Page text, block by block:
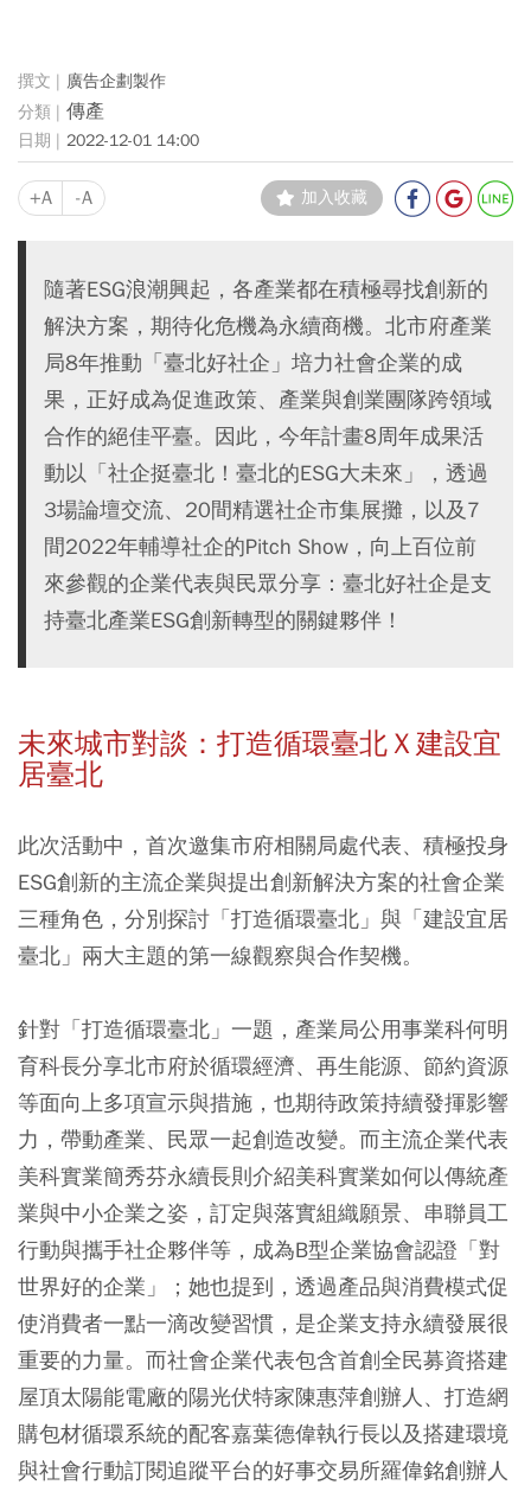
廣告企劃製作
傳產
2022-12-01 14:00
+A -A 加入收藏
隨著ESG浪潮興起，各產業都在積極尋找創新的
解決方案，期待化危機為永續商機。北市府產業
局8年推動「臺北好社企」培力社會企業的成
果，正好成為促進政策、產業與創業團隊跨領域
合作的絕佳平臺。因此，今年計畫8周年成果活
動以「社企挺臺北！臺北的ESG大未來」，透過
3場論壇交流、20間精選社企市集展攤，以及7
間2022年輔導社企的Pitch Show，向上百位前
來參觀的企業代表與民眾分享：臺北好社企是支
持臺北產業ESG創新轉型的關鍵夥伴！
未來城市對談：打造循環臺北Ｘ建設宜
居臺北
此次活動中，首次邀集市府相關局處代表、積極投身
ESG創新的主流企業與提出創新解決方案的社會企業
三種角色，分別探討「打造循環臺北」與「建設宜居
臺北」兩大主題的第一線觀察與合作契機。
針對「打造循環臺北」一題，產業局公用事業科何明
育科長分享北市府於循環經濟、再生能源、節約資源
等面向上多項宣示與措施，也期待政策持續發揮影響
力，帶動產業、民眾一起創造改變。而主流企業代表
美科實業簡秀芬永續長則介紹美科實業如何以傳統產
業與中小企業之姿，訂定與落實組織願景、串聯員工
行動與攜手社企夥伴等，成為B型企業協會認證「對
世界好的企業」；她也提到，透過產品與消費模式促
使消費者一點一滴改變習慣，是企業支持永續發展很
重要的力量。而社會企業代表包含首創全民募資搭建
屋頂太陽能電廠的陽光伏特家陳惠萍創辦人、打造網
購包材循環系統的配客嘉葉德偉執行長以及搭建環境
與社會行動訂閱追蹤平台的好事交易所羅偉銘創辦人